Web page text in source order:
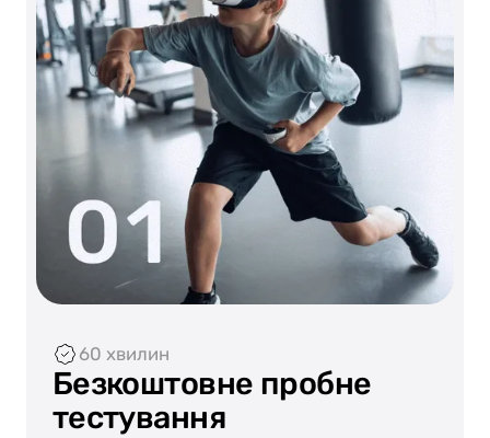
60 хвилин
Безкоштовне пробне
тестування